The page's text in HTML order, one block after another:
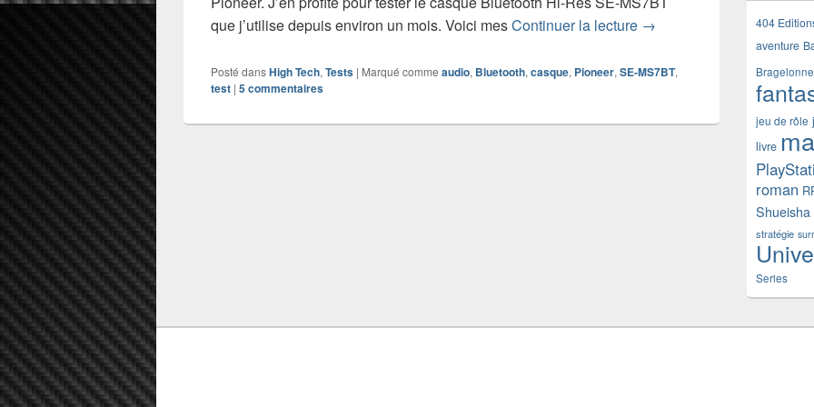
que j’utilise depuis environ un mois. Voici mesContinuer la lecture Test du casque Bluetooth
→
Posté dansHigh Tech, Tests | Marqué comme audio, Bluetooth, casque, Pioneer, SE-MS7BT,
test | 5commentaires
404
aventure
Bragelonne
jeu de rôle
livre
roman
Shueisha
stratégie
Series